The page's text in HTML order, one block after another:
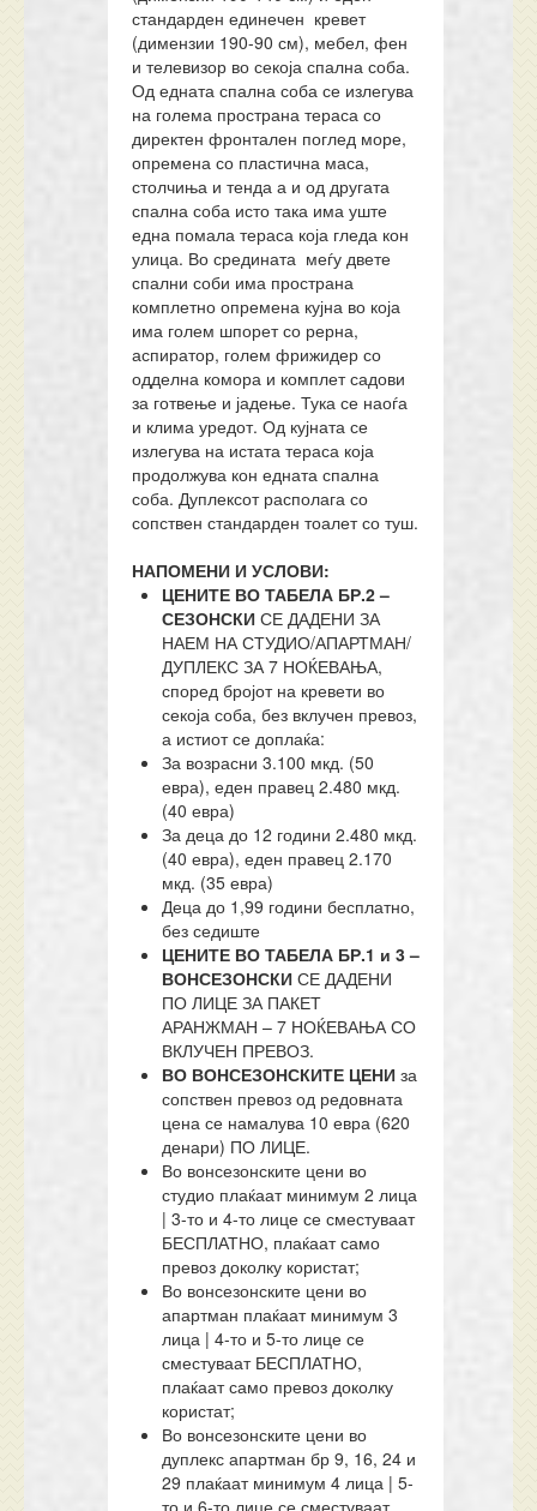
стандарден единечен кревет
(димензии 190-90 см), мебел, фен
и телевизор во секоја спална соба.
Од едната спална соба се излегува
на голема пространа тераса со
директен фронтален поглед море,
опремена со пластична маса,
столчиња и тенда а и од другата
спална соба исто така има уште
една помала тераса која гледа кон
улица. Во средината меѓу двете
спални соби има пространа
комплетно опремена кујна во која
има голем шпорет со рерна,
аспиратор, голем фрижидер со
одделна комора и комплет садови
за готвење и јадење. Тука се наоѓа
и клима уредот. Од кујната се
излегува на истата тераса која
продолжува кон едната спална
соба. Дуплексот располага со
сопствен стандарден тоалет со туш.
НАПОМЕНИ И УСЛОВИ:
ЦЕНИТЕ ВО ТАБЕЛА БР.2 –
СЕЗОНСКИ СЕ ДАДЕНИ ЗА
НАЕМ НА СТУДИО/АПАРТМАН/
ДУПЛЕКС ЗА 7 НОЌЕВАЊА,
според бројот на кревети во
секоја соба, без вклучен превоз,
а истиот се доплаќа:
За возрасни 3.100 мкд. (50
евра), еден правец 2.480 мкд.
(40 евра)
За деца до 12 години 2.480 мкд.
(40 евра), еден правец 2.170
мкд. (35 евра)
Деца до 1,99 години бесплатно,
без седиште
ЦЕНИТЕ ВО ТАБЕЛА БР.1 и 3 –
ВОНСЕЗОНСКИ СЕ ДАДЕНИ
ПО ЛИЦЕ ЗА ПАКЕТ
АРАНЖМАН – 7 НОЌЕВАЊА СО
ВКЛУЧЕН ПРЕВОЗ.
ВО ВОНСЕЗОНСКИТЕ ЦЕНИ за
сопствен превоз од редовната
цена се намалува 10 евра (620
денари) ПО ЛИЦЕ.
Во вонсезонските цени во
студио плаќаат минимум 2 лица
| 3-то и 4-то лице се сместуваат
БЕСПЛАТНО, плаќаат само
превоз доколку користат;
Во вонсезонските цени во
апартман плаќаат минимум 3
лица | 4-то и 5-то лице се
сместуваат БЕСПЛАТНО,
плаќаат само превоз доколку
користат;
Во вонсезонските цени во
дуплекс апартман бр 9, 16, 24 и
29 плаќаат минимум 4 лица | 5-
то и 6-то лице се сместуваат